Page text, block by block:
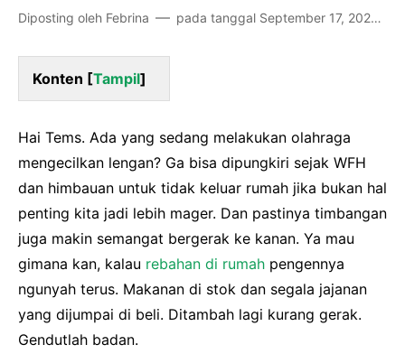
Diposting oleh Febrina pada tanggal September 17, 2021
Konten [Tampil]
Hai Tems. Ada yang sedang melakukan olahraga
mengecilkan lengan? Ga bisa dipungkiri sejak WFH
dan himbauan untuk tidak keluar rumah jika bukan hal
penting kita jadi lebih mager. Dan pastinya timbangan
juga makin semangat bergerak ke kanan. Ya mau
gimana kan, kalau rebahan di rumah pengennya
ngunyah terus. Makanan di stok dan segala jajanan
yang dijumpai di beli. Ditambah lagi kurang gerak.
Gendutlah badan.